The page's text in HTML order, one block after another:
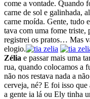
come a vontade. Quando
carne de sol e galinhada,
carne moída. Gente, tudo
tava com uma fome triste,
registrei os pratos… Mas
elogio.
Zélia e passar mais uma
rua, quando colocamos a
não nos restava nada a
cerveja, né? E foi isso que
a gente ia lá ou Ely tinha